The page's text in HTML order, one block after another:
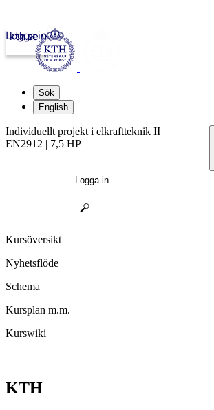
kth.se
Logga in
Sök
English
Individuellt projekt i elkraftteknik II
EN2912 | 7,5 HP
Logga in
Kursöversikt
Nyhetsflöde
Schema
Kursplan m.m.
Kurswiki
KTH